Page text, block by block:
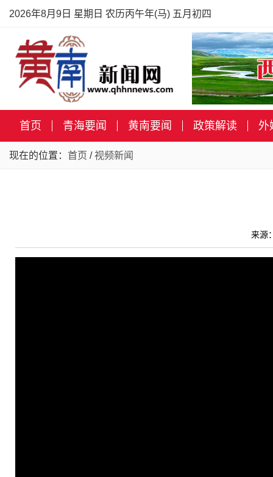
2026年8月9日 星期日 农历丙午年(马) 五月初四
首页 青海要闻 黄南要闻 政策解读 外
现在的位置： 首页 / 视频新闻
来源